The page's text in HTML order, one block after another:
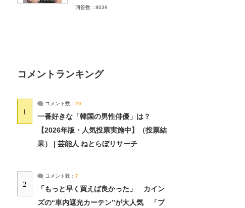
回答数：8039
コメントランキング
1
コメント数： 20
一番好きな「韓国の男性俳優」は？
【2026年版・人気投票実施中】（投票結
果） | 芸能人 ねとらぼリサーチ
2
コメント数： 7
「もっと早く買えば良かった」 カイン
ズの“車内遮光カーテン”が大人気 「プ